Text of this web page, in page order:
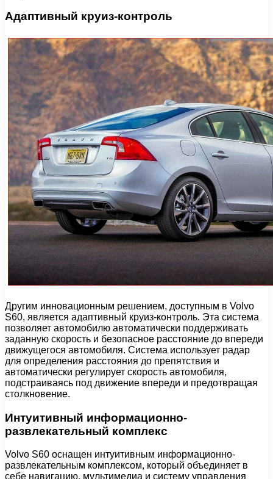
Адаптивный круиз-контроль
Другим инновационным решением, доступным в Volvo
S60, является адаптивный круиз-контроль. Эта система
позволяет автомобилю автоматически поддерживать
заданную скорость и безопасное расстояние до впереди
движущегося автомобиля. Система использует радар
для определения расстояния до препятствия и
автоматически регулирует скорость автомобиля,
подстраиваясь под движение впереди и предотвращая
столкновение.
Интуитивный информационно-
развлекательный комплекс
Volvo S60 оснащен интуитивным информационно-
развлекательным комплексом, который объединяет в
себе навигацию, мультимедиа и систему управления